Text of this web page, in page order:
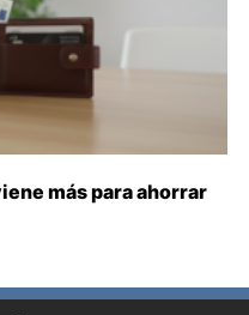
más para ahorrar